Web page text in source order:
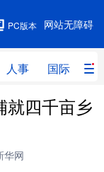
网站无障碍
PC版本
人事 国际 财
人事
就四千亩乡
华网